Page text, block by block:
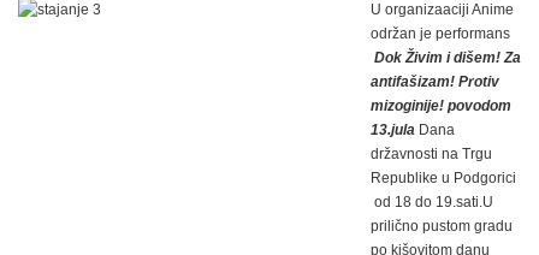
U organizaaciji Anime
održan je performans
Dok Živim i dišem! Za
antifašizam! Protiv
mizoginije! povodom
13.jula Dana
državnosti na Trgu
Republike u Podgorici
od 18 do 19.sati.U
prilično pustom gradu
po kišovitom danu